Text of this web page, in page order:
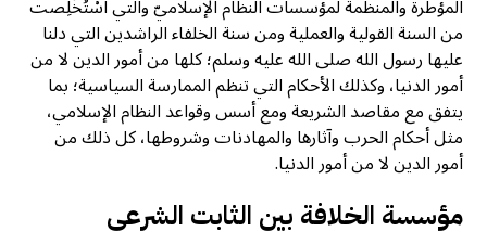
المؤطرة والمنظمة لمؤسسات النظام الإسلاميّ والتي اسْتُخْلِصت
من السنة القولية والعملية ومن سنة الخلفاء الراشدين التي دلنا
عليها رسول الله صلى الله عليه وسلم؛ كلها من أمور الدين لا من
أمور الدنيا، وكذلك الأحكام التي تنظم الممارسة السياسية؛ بما
يتفق مع مقاصد الشريعة ومع أسس وقواعد النظام الإسلامي،
مثل أحكام الحرب وآثارها والمهادنات وشروطها، كل ذلك من
أمور الدين لا من أمور الدنيا.
مؤسسة الخلافة بين الثابت الشرعي